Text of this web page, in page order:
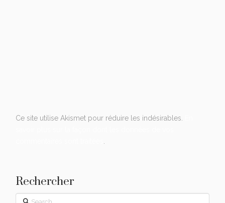
Ce site utilise Akismet pour réduire les indésirables.
Rechercher
Search